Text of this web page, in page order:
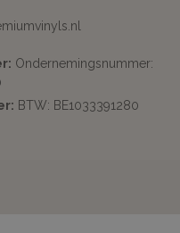
Ondernemingsnummer:
BTW: BE1033391280